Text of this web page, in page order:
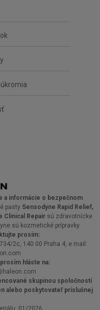
a informácie o bezpečnom
pasty Sensodyne Rapid Relief,
Clinical Repair sú zdravotnícke
sú kozmetické prípravky.
prosím:
2c, 140 00 Praha 4, e mail:
hláste na:
skupinou spoločností
alebo poskytovateľ príslušnej